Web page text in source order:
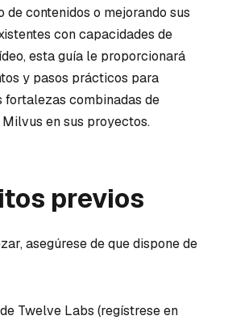
de contenidos o mejorando sus
con capacidades de
esta guía le proporcionará
y pasos prácticos para
fortalezas combinadas de
en sus proyectos.
previos
asegúrese de que dispone de
Twelve Labs (regístrese en